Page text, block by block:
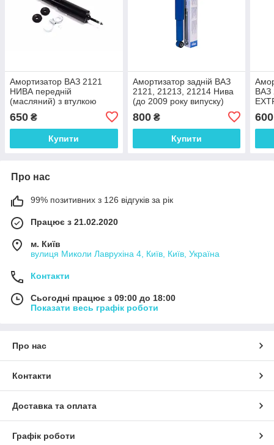
Амортизатор ВАЗ 2121
НИВА передній
(масляний) з втулкою
650 ₴
Купити
Амортизатор задній ВАЗ
2121, 21213, 21214 Нива
(до 2009 року випуску)
800₴
Купити
ВАЗ
600
Про нас
99% позитивних з 126 відгуків за рік
Працює з 21.02.2020
м. Київ
вулиця Миколи Лаврухіна 4, Київ, Київ, Україна
Контакти
Сьогодні працює з 09:00 до 18:00
Показати весь графік роботи
Про нас
Контакти
Доставка та оплата
Графік роботи